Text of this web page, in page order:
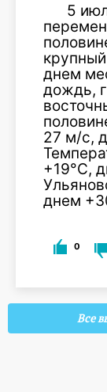
5
днем
дождь,
27 м/с,
+19°С,
днем
0
Все